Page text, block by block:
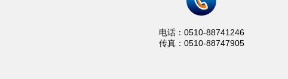
电话：0510-88741246
传真：0510-88747905